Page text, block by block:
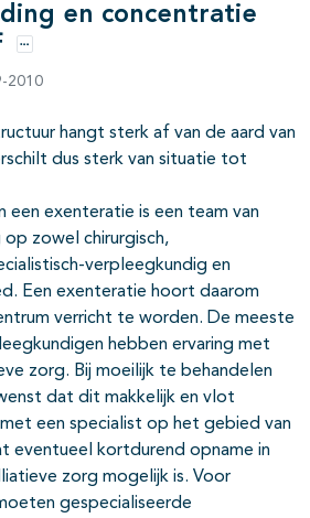
en concentratie
Opties
2010
hangt sterk af van de aard van
dus sterk van situatie tot
een exenteratie is een team van
zowel chirurgisch,
verpleegkundig en
Een exenteratie hoort daarom
verricht te worden. De meeste
hebben ervaring met
zorg. Bij moeilijk te behandelen
dat dit makkelijk en vlot
een specialist op het gebied van
eventueel kortdurend opname in
zorg mogelijk is. Voor
gespecialiseerde